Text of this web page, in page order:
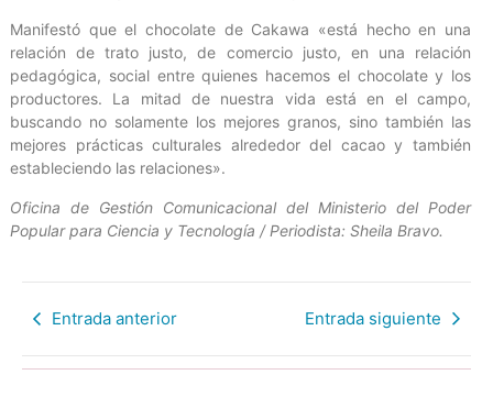
Manifestó que el chocolate de Cakawa «está hecho en una
relación de trato justo, de comercio justo, en una relación
pedagógica, social entre quienes hacemos el chocolate y los
productores. La mitad de nuestra vida está en el campo,
buscando no solamente los mejores granos, sino también las
mejores prácticas culturales alrededor del cacao y también
estableciendo las relaciones».
Oficina de Gestión Comunicacional del Ministerio del Poder
Popular para Ciencia y Tecnología / Periodista: Sheila Bravo.
Entrada anterior Entrada siguiente